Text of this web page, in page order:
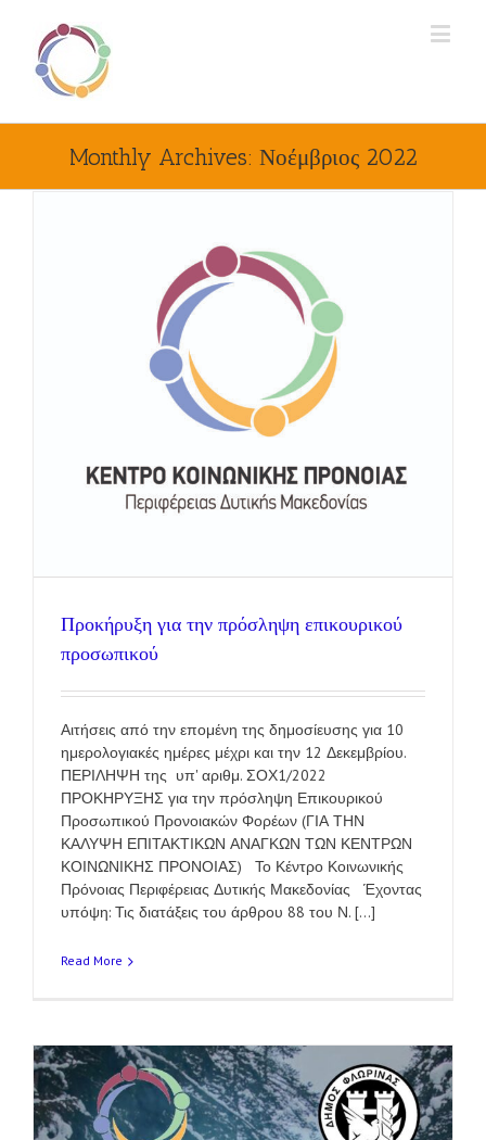
Monthly Archives: Νοέμβριος 2022
Προκήρυξη για την πρόσληψη επικουρικού
προσωπικού
Αιτήσεις από την επομένη της δημοσίευσης για 10
ημερολογιακές ημέρες μέχρι και την 12 Δεκεμβρίου.
ΠΕΡΙΛΗΨΗ της υπ' αριθμ. ΣΟΧ1/2022
ΠΡΟΚΗΡΥΞΗΣ για την πρόσληψη Επικουρικού
Προσωπικού Προνοιακών Φορέων (ΓΙΑ ΤΗΝ
ΚΑΛΥΨΗ ΕΠΙΤΑΚΤΙΚΩΝ ΑΝΑΓΚΩΝ ΤΩΝ ΚΕΝΤΡΩΝ
ΚΟΙΝΩΝΙΚΗΣ ΠΡΟΝΟΙΑΣ) Το Κέντρο Κοινωνικής
Πρόνοιας Περιφέρειας Δυτικής Μακεδονίας Έχοντας
υπόψη: Τις διατάξεις του άρθρου 88 του Ν. [...]
Read More